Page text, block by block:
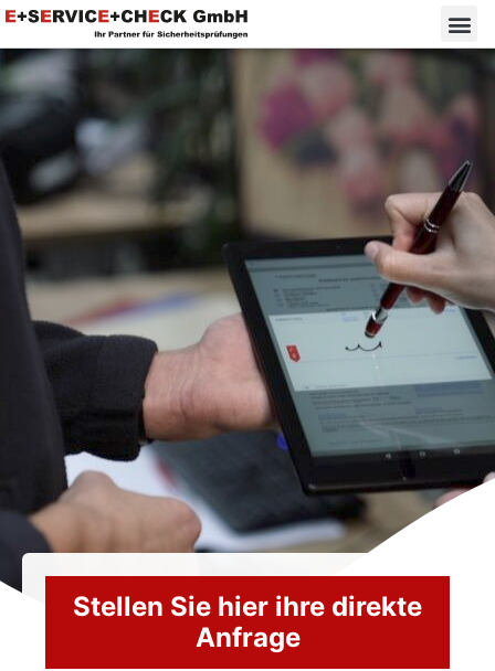
Stellen Sie hier ihre direkte
Anfrage